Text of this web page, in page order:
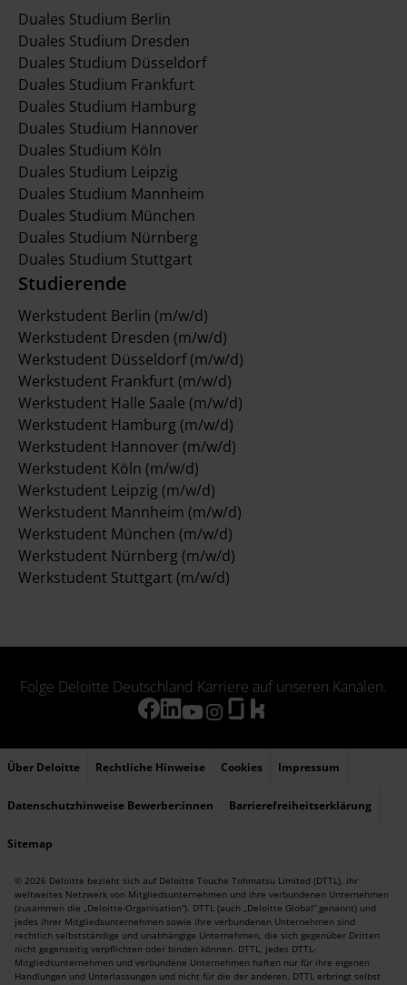
Duales Studium Berlin
Duales Studium Dresden
Duales Studium Düsseldorf
Duales Studium Frankfurt
Duales Studium Hamburg
Duales Studium Hannover
Duales Studium Köln
Duales Studium Leipzig
Duales Studium Mannheim
Duales Studium München
Duales Studium Nürnberg
Duales Studium Stuttgart
Studierende
Werkstudent Berlin (m/w/d)
Werkstudent Dresden (m/w/d)
Werkstudent Düsseldorf (m/w/d)
Werkstudent Frankfurt (m/w/d)
Werkstudent Halle Saale (m/w/d)
Werkstudent Hamburg (m/w/d)
Werkstudent Hannover (m/w/d)
Werkstudent Köln (m/w/d)
Werkstudent Leipzig (m/w/d)
Werkstudent Mannheim (m/w/d)
Werkstudent München (m/w/d)
Werkstudent Nürnberg (m/w/d)
Werkstudent Stuttgart (m/w/d)
Folge Deloitte Deutschland Karriere auf unseren Kanälen.
Über Deloitte Rechtliche Hinweise Cookies Impressum
Datenschutzhinweise Bewerber:innen Barrierefreiheitserklärung
Sitemap
© 2026 Deloitte bezieht sich auf Deloitte Touche Tohmatsu Limited (DTTL), ihr
weltweites Netzwerk von Mitgliedsunternehmen und ihre verbundenen Unternehmen
(zusammen die „Deloitte-Organisation“). DTTL (auch „Deloitte Global“ genannt) und
jedes ihrer Mitgliedsunternehmen sowie ihre verbundenen Unternehmen sind
rechtlich selbstständige und unabhängige Unternehmen, die sich gegenüber Dritten
nicht gegenseitig verpflichten oder binden können. DTTL, jedes DTTL-
Mitgliedsunternehmen und verbundene Unternehmen haften nur für ihre eigenen
Handlungen und Unterlassungen und nicht für die der anderen. DTTL erbringt selbst